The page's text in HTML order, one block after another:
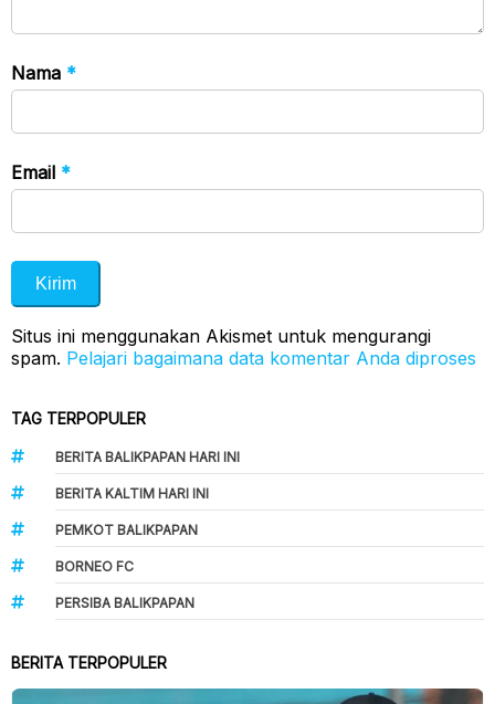
Nama *
Email *
Situs ini menggunakan Akismet untuk mengurangi
spam. Pelajari bagaimana data komentar Anda diproses
TAG TERPOPULER
BERITA BALIKPAPAN HARI INI
BERITA KALTIM HARI INI
PEMKOT BALIKPAPAN
BORNEO FC
PERSIBA BALIKPAPAN
BERITA TERPOPULER